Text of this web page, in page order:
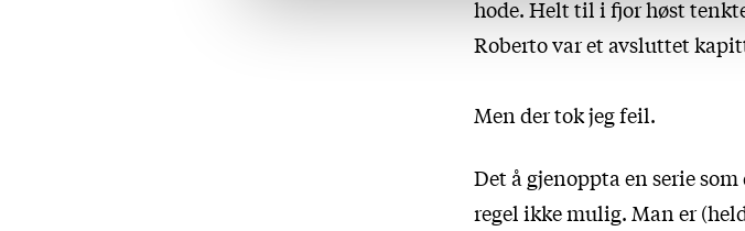
hode. Helt til i fjor høst
Roberto var et avsluttet
Men der tok jeg feil.
Det å gjenoppta en serie
regel ikke mulig. Man er